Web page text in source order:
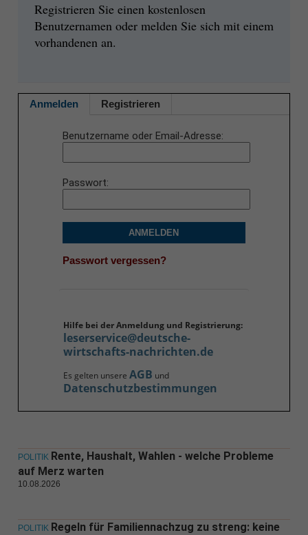
Registrieren Sie einen kostenlosen
Benutzernamen oder melden Sie sich mit einem
vorhandenen an.
Anmelden Registrieren
Benutzername oder Email-Adresse
Passwort
ANMELDEN
Passwort vergessen?
Hilfe bei der Anmeldung und Registrierung:
leserservice@deutsche-
wirtschafts-nachrichten.de
Es gelten unsere AGB und
Datenschutzbestimmungen
POLITIK Rente, Haushalt, Wahlen - welche Probleme
auf Merz warten
10.08.2026
POLITIK Regeln für Familiennachzug zu streng: keine